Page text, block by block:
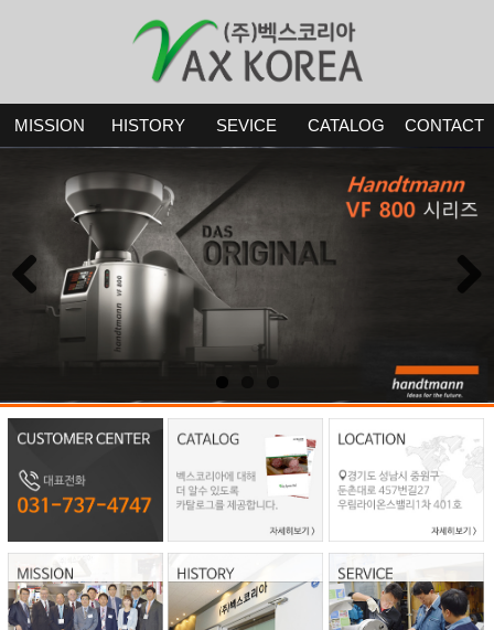
MISSION HISTORY SEVICE CATALOG CONTACT
Previous